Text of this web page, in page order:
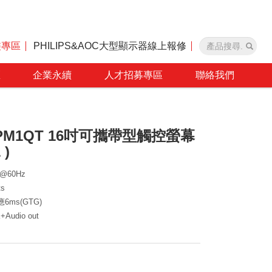
區 PHILIPS&AOC大型顯示器線上報修
企業永續 人才招募專區 聯絡我們
16吋可攜帶型觸控螢幕
)
6ms(GTG)
out